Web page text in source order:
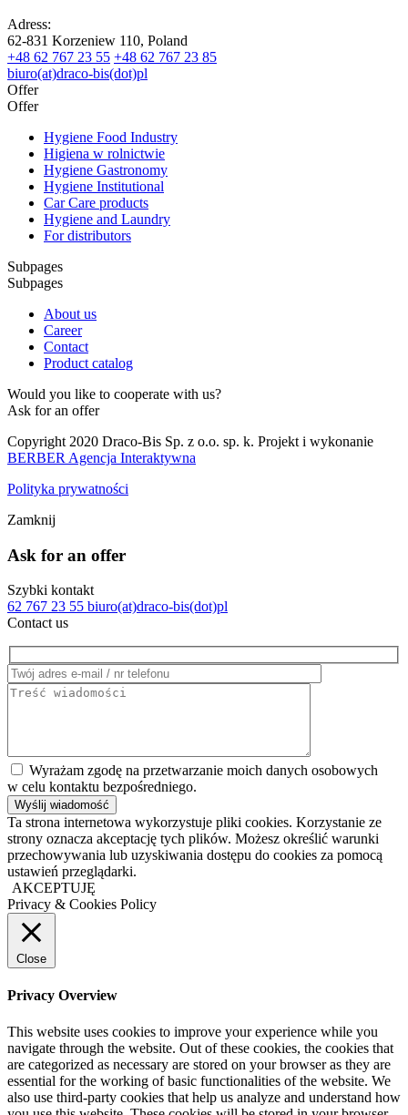
Adress:
62-831 Korzeniew 110, Poland
+48 62 767 23 55 +48 62 767 23 85
biuro(at)draco-bis(dot)pl
Offer
Offer
Hygiene Food Industry
Higiena w rolnictwie
Hygiene Gastronomy
Hygiene Institutional
Car Care products
Hygiene and Laundry
For distributors
Subpages
Subpages
About us
Career
Contact
Product catalog
Would you like to cooperate with us?
Ask for an offer
Copyright 2020 Draco-Bis Sp. z o.o. sp. k. Projekt i wykonanie
BERBER Agencja Interaktywna
Polityka prywatności
Zamknij
Ask for an offer
Szybki kontakt
62 767 23 55 biuro(at)draco-bis(dot)pl
Contact us
Wyrażam zgodę na przetwarzanie moich danych osobowych
w celu kontaktu bezpośredniego.
Ta strona internetowa wykorzystuje pliki cookies. Korzystanie ze
strony oznacza akceptację tych plików. Możesz określić warunki
przechowywania lub uzyskiwania dostępu do cookies za pomocą
ustawień przeglądarki.
AKCEPTUJĘ
Privacy & Cookies Policy
Close
Privacy Overview
This website uses cookies to improve your experience while you
navigate through the website. Out of these cookies, the cookies that
are categorized as necessary are stored on your browser as they are
essential for the working of basic functionalities of the website. We
also use third-party cookies that help us analyze and understand how